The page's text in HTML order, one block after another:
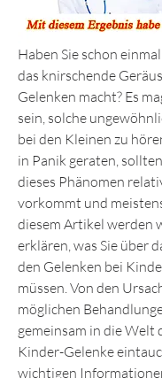
Haben Sie schon
das knirschende
Gelenken macht? Es
sein, solche
bei den Kleinen zu
in Panik geraten,
dieses Phänomen
vorkommt und
diesem Artikel werden
erklären, was Sie über
den Gelenken bei
müssen. Von den
möglichen
gemeinsam in die Welt
Kinder-Gelenke
wichtigen